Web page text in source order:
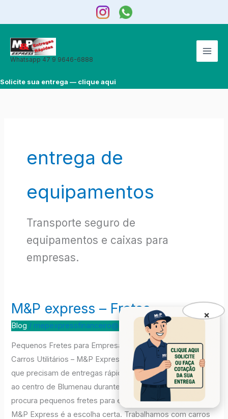
conteúdo
Whatsapp 47 9 9646-6888
Solicite sua entrega — clique aqui
entrega de
equipamentos
Transporte seguro de
equipamentos e caixas para
empresas.
M&P express – Fretes
Blog / mepexpressfinanceiro@gmail.com
Pequenos Fretes para Empresas em Blumenau com
Carros Utilitários – M&P Express Atendemos empresas
que precisam de entregas rápidas, seguras e com acesso
ao centro de Blumenau durante horário comercial Se você
procura pequenos fretes para empresas em Blumenau, a
M&P Express é a escolha certa. Trabalhamos com carros
M&P
express
–
Fretes
×